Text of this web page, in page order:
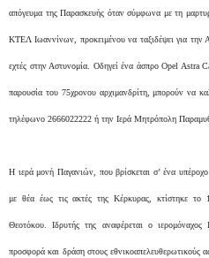
απόγευμα της Παρασκευής όταν σύμφωνα με τη
ΚΤΕΛ Ιωαννίνων, προκειμένου να ταξιδέψει για
εχτές στην Αστυνομία. Οδηγεί ένα άσπρο Opel Astra
παρουσία του 75χρονου αρχιμανδρίτη, μπορούν να
τηλέφωνο 2666022222 ή την Ιερά Μητρόπολη
Η ιερά μονή Παγανιών, που βρίσκεται σ’ ένα
με θέα έως τις ακτές της Κέρκυρας, κτίστηκε το
Θεοτόκου. Ιδρυτής της αναφέρεται ο
προσφορά και δράση στους εθνικοαπελευθερωτικούς